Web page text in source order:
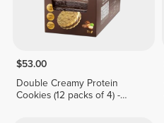
$53.00
Double Creamy Protein
Cookies (12 packs of 4) -